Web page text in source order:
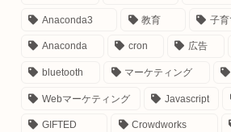
お仕事のご依頼はこちら
Instagram：
＠malmal0v0
Anaconda3 教育 子育
Anaconda cron 広告
bluetooth マーケティング
Webマーケティング Javascript
GIFTED Crowdworks